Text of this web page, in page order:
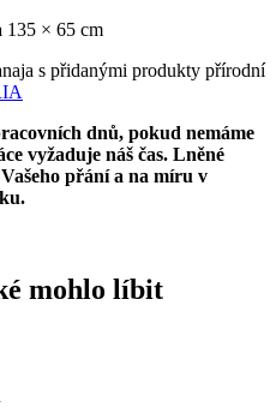
135 × 65 cm
s přidanými produkty přírodní
dnů, pokud nemáme
vyžaduje náš čas. Lněné
přání a na míru v
mohlo líbit